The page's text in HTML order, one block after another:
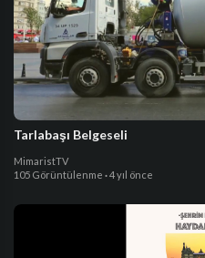
Tarlabaşı Belgeseli
MimaristTV
105 Görüntülenme ·4 yıl önce